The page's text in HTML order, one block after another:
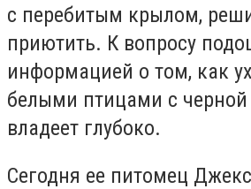
с перебитым крылом,
приютить. К вопросу
информацией о том, как
белыми птицами с черной
владеет глубоко.
Сегодня ее питомец